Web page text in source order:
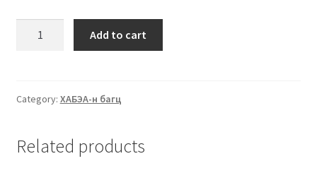
Add to cart
Category: ХАБЭА-н багц
Related products